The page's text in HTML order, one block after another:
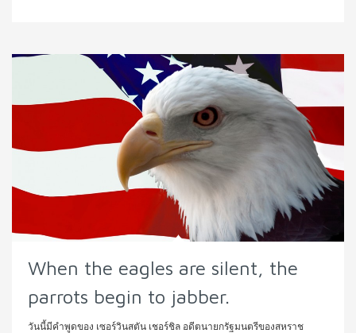
When the eagles are silent, the
parrots begin to jabber.
วันนี้มีคำพูดของ เซอร์วินสตัน เชอร์ชิล อดีตนายกรัฐมนตรีของสหราช